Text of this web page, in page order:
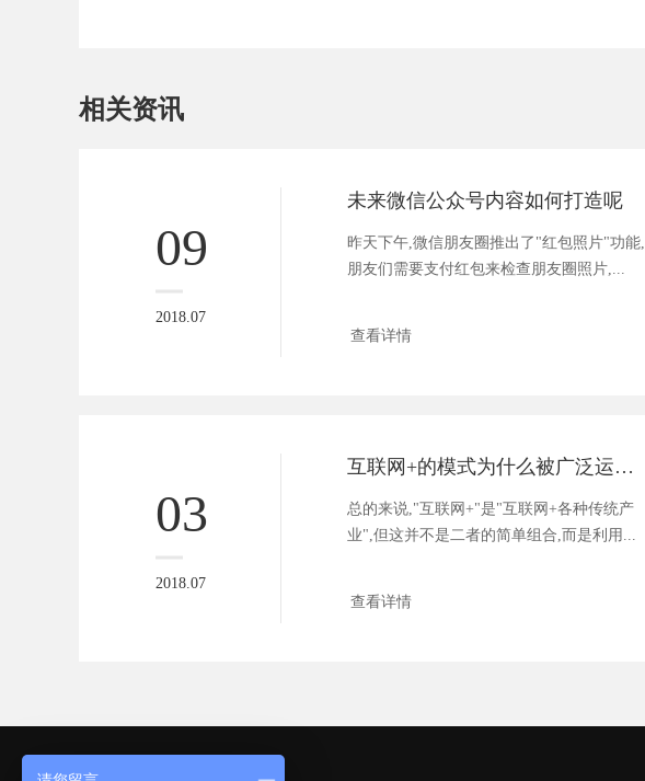
相关资讯
09
2018.07
未来微信公众号内容如何打造呢
昨天下午,微信朋友圈推出了"红包照片"功能,
朋友们需要支付红包来检查朋友圈照片,...
查看详情
03
2018.07
互联网+的模式为什么被广泛运用于各个行业
总的来说,"互联网+"是"互联网+各种传统产
业",但这并不是二者的简单组合,而是利用...
查看详情